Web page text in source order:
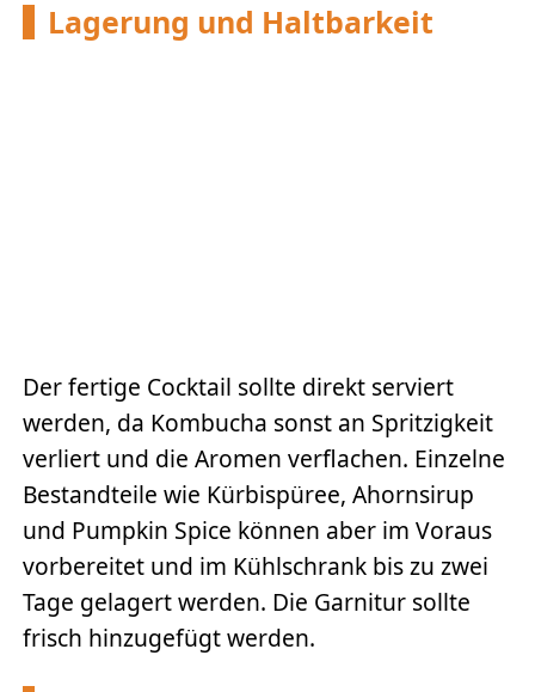
Lagerung und Haltbarkeit
Der fertige Cocktail sollte direkt serviert
werden, da Kombucha sonst an Spritzigkeit
verliert und die Aromen verflachen. Einzelne
Bestandteile wie Kürbispüree, Ahornsirup
und Pumpkin Spice können aber im Voraus
vorbereitet und im Kühlschrank bis zu zwei
Tage gelagert werden. Die Garnitur sollte
frisch hinzugefügt werden.